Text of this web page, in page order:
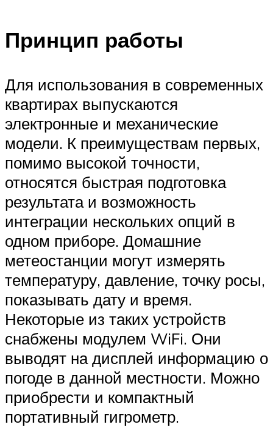
Принцип работы
Для использования в современных
квартирах выпускаются
электронные и механические
модели. К преимуществам первых,
помимо высокой точности,
относятся быстрая подготовка
результата и возможность
интеграции нескольких опций в
одном приборе. Домашние
метеостанции могут измерять
температуру, давление, точку росы,
показывать дату и время.
Некоторые из таких устройств
снабжены модулем WiFi. Они
выводят на дисплей информацию о
погоде в данной местности. Можно
приобрести и компактный
портативный гигрометр.